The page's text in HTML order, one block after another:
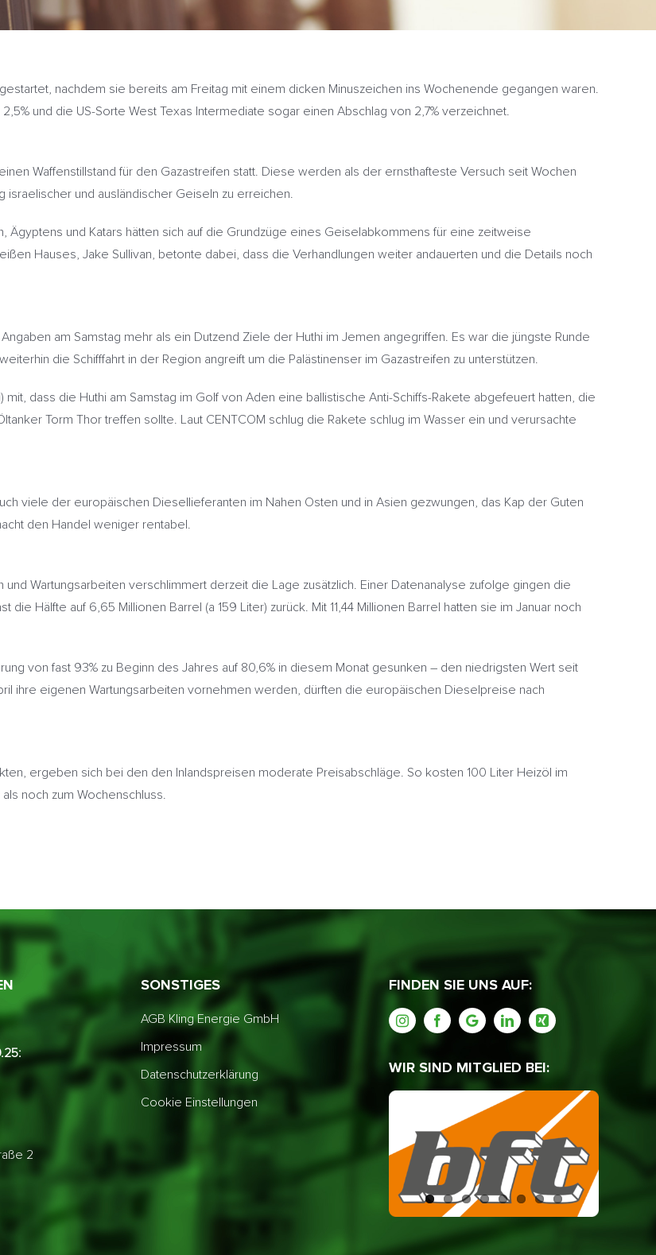
nachdem sie bereits am Freitag mit einem dicken Minuszeichen ins Wochenende gegangen waren.
und die US-Sorte West Texas Intermediate sogar einen Abschlag von 2,7% verzeichnet.
Waffenstillstand für den Gazastreifen statt. Diese werden als der ernsthafteste Versuch seit Wochen
israelischer und ausländischer Geiseln zu erreichen.
und Katars hätten sich auf die Grundzüge eines Geiselabkommens für eine zeitweise
Hauses, Jake Sullivan, betonte dabei, dass die Verhandlungen weiter andauerten und die Details noch
am Samstag mehr als ein Dutzend Ziele der Huthi im Jemen angegriffen. Es war die jüngste Runde
die Schifffahrt in der Region angreift um die Palästinenser im Gazastreifen zu unterstützen.
dass die Huthi am Samstag im Golf von Aden eine ballistische Anti-Schiffs-Rakete abgefeuert hatten, die
Torm Thor treffen sollte. Laut CENTCOM schlug die Rakete schlug im Wasser ein und verursachte
viele der europäischen Diesellieferanten im Nahen Osten und in Asien gezwungen, das Kap der Guten
den Handel weniger rentabel.
und Wartungsarbeiten verschlimmert derzeit die Lage zusätzlich. Einer Datenanalyse zufolge gingen die
Hälfte auf 6,65 Millionen Barrel (a 159 Liter) zurück. Mit 11,44 Millionen Barrel hatten sie im Januar noch
von fast 93% zu Beginn des Jahres auf 80,6% in diesem Monat gesunken – den niedrigsten Wert seit
ihre eigenen Wartungsarbeiten vornehmen werden, dürften die europäischen Dieselpreise nach
ergeben sich bei den den Inlandspreisen moderate Preisabschläge. So kosten 100 Liter Heizöl im
noch zum Wochenschluss.
2
SONSTIGES
AGB Kling Energie GmbH
Impressum
Datenschutzerklärung
Cookie Einstellungen
FINDEN SIE UNS AUF:
WIR SIND MITGLIED BEI: